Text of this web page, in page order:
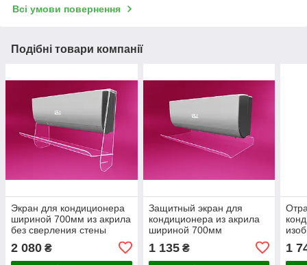
Всі умови повернення
Подібні товари компанії
Экран для кондиционера
шириной 700мм из акрила
без сверления стены
2 080 ₴
Защитный экран для
кондиционера из акрила
шириной 700мм
(дефлектор) Ташута (38-
10070-01)
1 135₴
01)
1